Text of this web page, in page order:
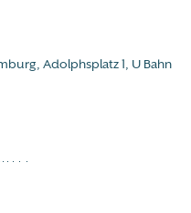
Adolphsplatz 1, U Bahn